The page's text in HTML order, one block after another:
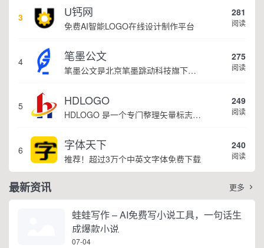
3 U钙网
免费AI智能LOGO在线设计制作平台
281
阅读
4 笔墨公文
笔墨公文是北京笔墨跳动科技旗下垂直公文赛道 AIGC 创作平台，深耕体制公文专业场景，依托海量标准公文语料训练专属大模型。平台整合 AI 公文生成、全维度智能校对、范文库、实时更新素材库、标准化公文模板五大核心板块，兼顾公文快速撰写、文稿合...
275
阅读
5 HDLOGO
HDLOGO 是一个专门整理矢量标志和图标的网站，提供各类品牌和公司的矢量标志下载服务，主要面向设计师、营销人员和企业用户，帮他们获取高质量的品牌标识资源。
249
阅读
6 字体天下
推荐！超过3万个中英文字体免费下载
240
阅读
最新资讯 更多 
蛙蛙写作 – AI免费写小说工具，一句话生
成爆款小说
07-04